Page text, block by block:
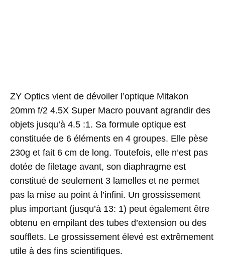
ZY Optics vient de dévoiler l’optique Mitakon
20mm f/2 4.5X Super Macro pouvant agrandir des
objets jusqu’à 4.5 :1. Sa formule optique est
constituée de 6 éléments en 4 groupes. Elle pèse
230g et fait 6 cm de long. Toutefois, elle n’est pas
dotée de filetage avant, son diaphragme est
constitué de seulement 3 lamelles et ne permet
pas la mise au point à l’infini. Un grossissement
plus important (jusqu’à 13: 1) peut également être
obtenu en empilant des tubes d’extension ou des
soufflets. Le grossissement élevé est extrêmement
utile à des fins scientifiques.